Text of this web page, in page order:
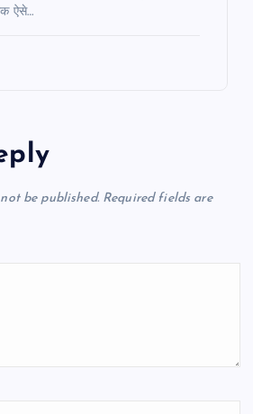
ऐसे…
be published. Required fields are